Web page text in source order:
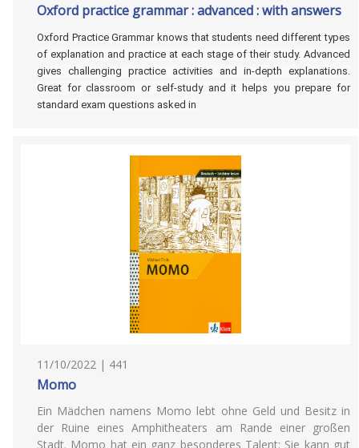
Oxford practice grammar : advanced : with answers
Oxford Practice Grammar knows that students need different types
of explanation and practice at each stage of their study. Advanced
gives challenging practice activities and in-depth explanations.
Great for classroom or self-study and it helps you prepare for
standard exam questions asked in
11/10/2022 | 441
Momo
Ein Mädchen namens Momo lebt ohne Geld und Besitz in
der Ruine eines Amphitheaters am Rande einer großen
Stadt. Momo hat ein ganz besonderes Talent: Sie kann gut